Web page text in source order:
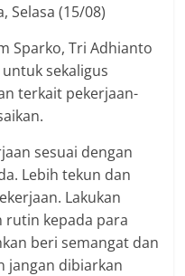
Selasa (15/08)
Sparko, Tri Adhianto
sekaligus
terkait pekerjaan-
sesuai dengan
Lebih tekun dan
Lakukan
rutin kepada para
beri semangat dan
jangan dibiarkan